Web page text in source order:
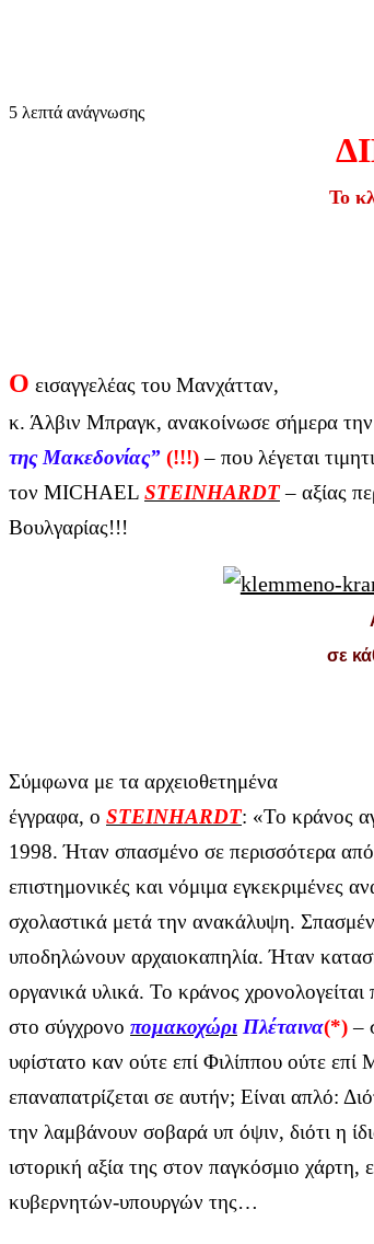
5 λεπτά ανάγνωσης
Το
Ο εισαγγελέας του Μανχάτταν,
κ. Άλβιν Μπραγκ, ανακοίνωσε σήμερα την
της Μακεδονίας” (!!!)– που λέγεται
τον MICHAEL STEINHARDT– αξίας
Βουλγαρίας!!!
σε
Σύμφωνα με τα αρχειοθετημένα
έγγραφα, ο STEINHARDT: «Το κράνος
1998. Ήταν σπασμένο σε περισσότερα
επιστημονικές και νόμιμα εγκεκριμένες
σχολαστικά μετά την ανακάλυψη.
υποδηλώνουν αρχαιοκαπηλία. Ήταν
οργανικά υλικά. Το κράνος
στο σύγχρονο πομακοχώρι Πλέταινα(*)–
υφίστατο καν ούτε επί Φιλίππου ούτε
επαναπατρίζεται σε αυτήν; Είναι απλό:
την λαμβάνουν σοβαρά υπ όψιν, διότι η
ιστορική αξία της στον παγκόσμιο
κυβερνητών-υπουργών της…